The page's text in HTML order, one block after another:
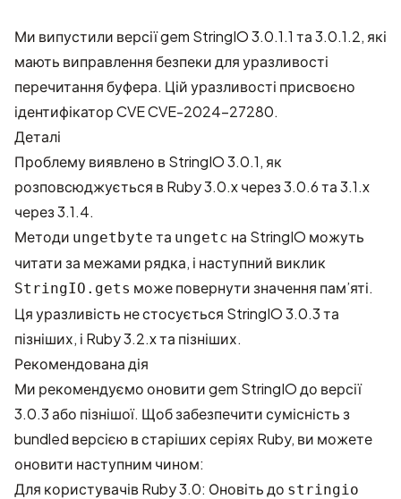
Ми випустили версії gem StringIO 3.0.1.1 та 3.0.1.2, які
мають виправлення безпеки для уразливості
перечитання буфера. Цій уразливості присвоєно
ідентифікатор CVECVE-2024-27280.
Деталі
Проблему виявлено в StringIO 3.0.1, як
розповсюджується в Ruby 3.0.x через 3.0.6 та 3.1.x
через 3.1.4.
Методи ungetbyte та ungetc на StringIO можуть
читати за межами рядка, і наступний виклик
StringIO.gets може повернути значення пам’яті.
Ця уразливість не стосується StringIO 3.0.3 та
пізніших, і Ruby 3.2.x та пізніших.
Рекомендована дія
Ми рекомендуємо оновити gem StringIO до версії
3.0.3 або пізнішої. Щоб забезпечити сумісність з
bundled версією в старіших серіях Ruby, ви можете
оновити наступним чином:
Для користувачів Ruby 3.0: Оновіть до stringio